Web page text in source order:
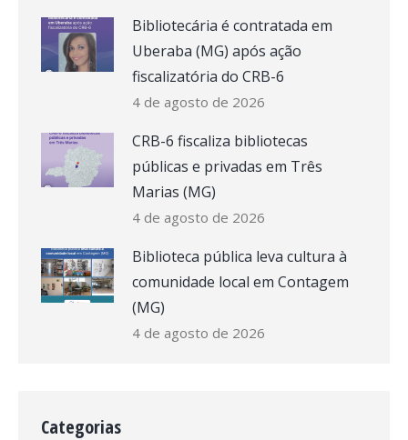
Bibliotecária é contratada em
Uberaba (MG) após ação
fiscalizatória do CRB-6
4 de agosto de 2026
CRB-6 fiscaliza bibliotecas
públicas e privadas em Três
Marias (MG)
4 de agosto de 2026
Biblioteca pública leva cultura à
comunidade local em Contagem
(MG)
4 de agosto de 2026
Categorias